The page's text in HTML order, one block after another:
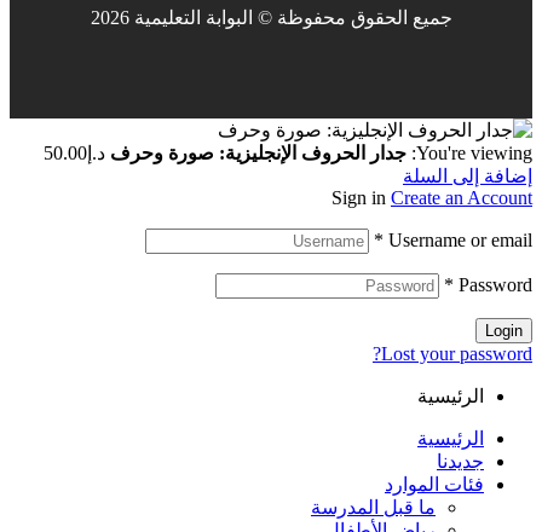
جميع الحقوق محفوظة © البوابة التعليمية 2026
You're viewing: جدار الحروف الإنجليزية: صورة وحرف د.إ 50.00
إضافة إلى السلة
Sign in Create an Account
Username or email
*
Password
*
Login
Lost your password?
الرئيسية
الرئيسية
جديدنا
فئات الموارد
ما قبل المدرسة